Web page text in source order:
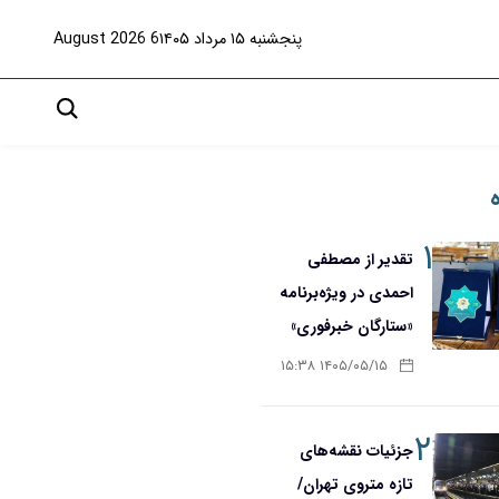
پنجشنبه ۱۵ مرداد ۱۴۰۵ 6 August 2026
۱ تقدیر از مصطفی
احمدی در ویژه‌برنامه
«ستارگان خبرفوری»
۱۴۰۵/۰۵/۱۵ ۱۵:۳۸
۲جزئیات نقشه‌های
تازه متروی تهران/